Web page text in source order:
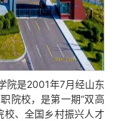
院是2001年7月经山东
院校，是第一期“双高
校、全国乡村振兴人才